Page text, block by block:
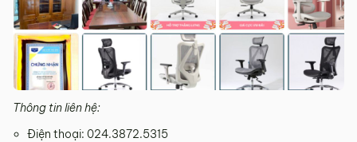
Thông tin liên hệ:
Điện thoại: 024.3872.5315